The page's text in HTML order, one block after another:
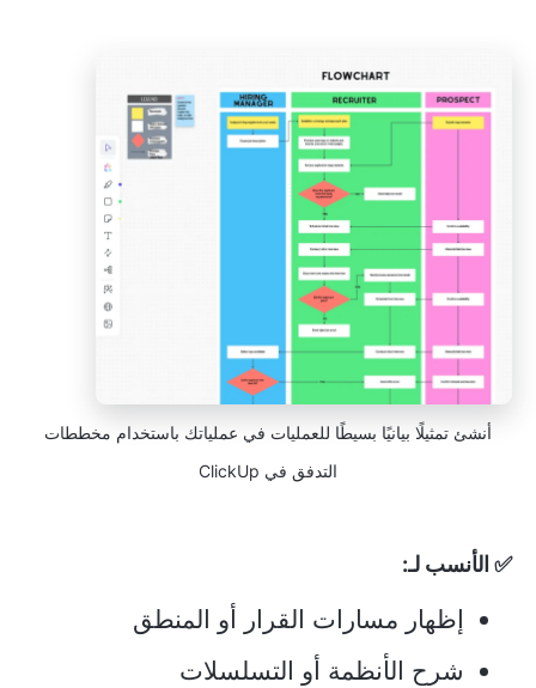
أنشئ تمثيلًا بيانيًا بسيطًا للعمليات في عملياتك باستخدام مخططات
التدفق في ClickUp
✅ الأنسب لـ:
إظهار مسارات القرار أو المنطق
شرح الأنظمة أو التسلسلات